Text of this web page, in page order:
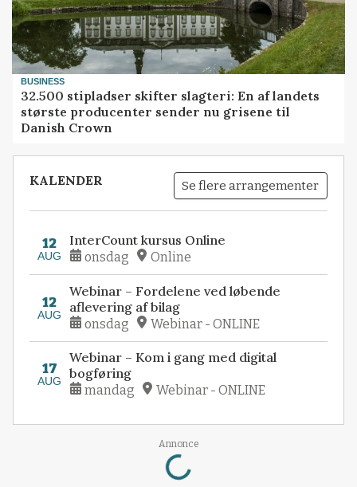
BUSINESS
32.500 stipladser skifter slagteri: En af landets
største producenter sender nu grisene til
Danish Crown
KALENDER Se flere arrangementer
12
AUG
InterCount kursus Online
onsdag Online
12
AUG
Webinar – Fordelene ved løbende
aflevering af bilag
onsdag Webinar - ONLINE
17
AUG
Webinar – Kom i gang med digital
bogføring
mandag Webinar - ONLINE
Annonce
Loading...